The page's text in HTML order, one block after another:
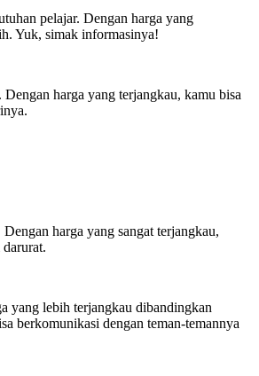
pelajar. Dengan harga yang
Yuk, simak informasinya!
harga yang terjangkau, kamu bisa
harga yang sangat terjangkau,
yang lebih terjangkau dibandingkan
berkomunikasi dengan teman-temannya